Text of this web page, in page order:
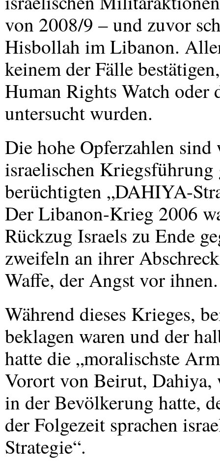
von 2008/9 – und zuvor
Hisbollah im Libanon.
keinem der Fälle
Human Rights Watch
untersucht wurden.
Die hohe Opferzahlen
israelischen
berüchtigten „DAHIYA-
Der Libanon-Krieg 2006
Rückzug Israels zu Ende
zweifeln an ihrer
Waffe, der Angst vor ihnen.
Während dieses Krieges,
beklagen waren und der
hatte die „moralischste
Vorort von Beirut, Dahiya,
in der Bevölkerung hatte,
der Folgezeit sprachen
Strategie“.